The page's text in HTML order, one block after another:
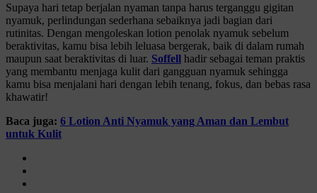
Supaya hari tetap berjalan nyaman tanpa harus terganggu gigitan
nyamuk, perlindungan sederhana sebaiknya jadi bagian dari
rutinitas. Dengan mengoleskan lotion penolak nyamuk sebelum
beraktivitas, kamu bisa lebih leluasa bergerak, baik di dalam rumah
maupun saat beraktivitas di luar. Soffell hadir sebagai teman praktis
yang membantu menjaga kulit dari gangguan nyamuk sehingga
kamu bisa menjalani hari dengan lebih tenang, fokus, dan bebas rasa
khawatir!
Baca juga: 6 Lotion Anti Nyamuk yang Aman dan Lembut
untuk Kulit